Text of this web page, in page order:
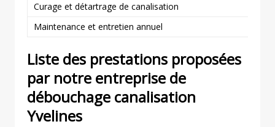
Curage et détartrage de canalisation
Maintenance et entretien annuel
Liste des prestations proposées
par notre entreprise de
débouchage canalisation
Yvelines